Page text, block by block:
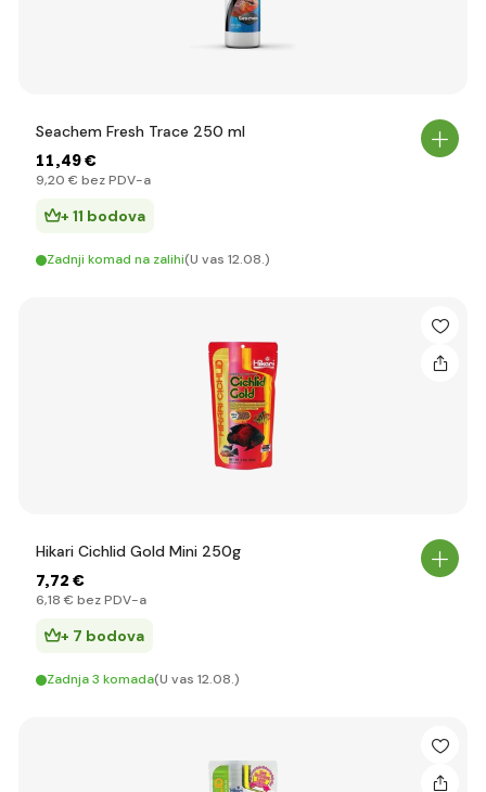
Seachem Fresh Trace 250 ml
11,49 €
9,20 € bez PDV-a
+ 11 bodova
Zadnji komad na zalihi(U vas 12.08.)
Hikari Cichlid Gold Mini 250g
7,72 €
6,18 € bez PDV-a
+ 7 bodova
Zadnja 3 komada(U vas 12.08.)